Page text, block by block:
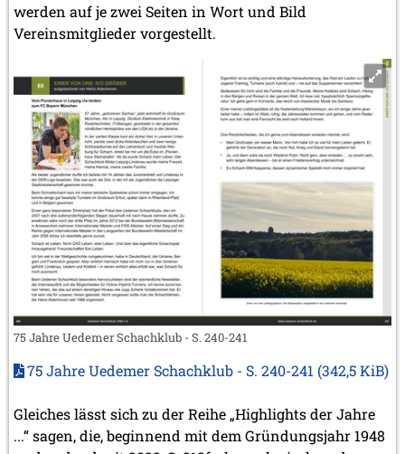
werden auf je zwei Seiten in Wort und Bild
Vereinsmitglieder vorgestellt.
75 Jahre Uedemer Schachklub - S. 240-241
75 Jahre Uedemer Schachklub - S. 240-241 (342,5 KiB)
Gleiches lässt sich zu der Reihe „Highlights der Jahre
...“ sagen, die, beginnend mit dem Gründungsjahr 1948